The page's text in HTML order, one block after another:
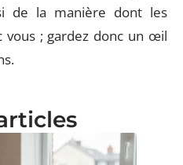
de la manière dont les
vous ; gardez donc un œil